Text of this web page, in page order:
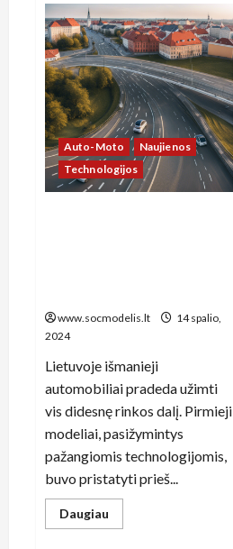
kino
stebuklai:
nepriklausomų
filmų
festivaliai
ir
jų
poveikis
kultūrinei
tapatybei
Auto-Moto
Naujienos
Technologijos
www.socmodelis.lt
14 spalio,
2024
Lietuvoje išmanieji
automobiliai pradeda užimti
vis didesnę rinkos dalį. Pirmieji
modeliai, pasižymintys
pažangiomis technologijomis,
buvo pristatyti prieš...
Daugiau
more